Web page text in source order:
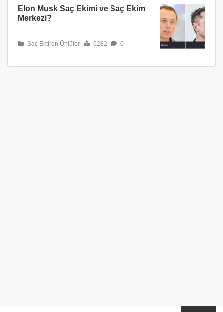
Elon Musk Saç Ekimi ve Saç Ekim
Merkezi?
Saç Ektiren Ünlüler 6282 0